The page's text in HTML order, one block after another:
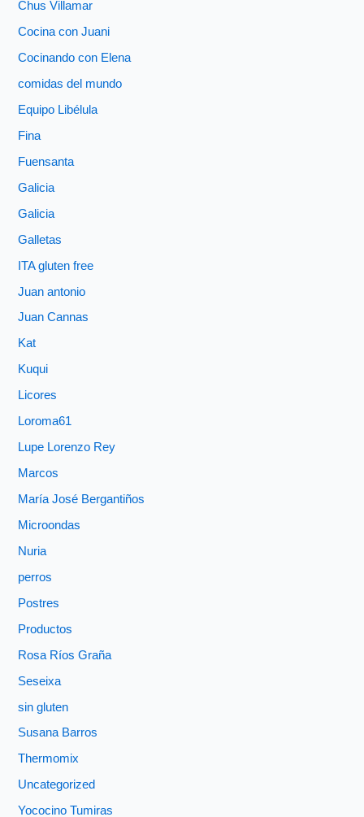
Chus Villamar
Cocina con Juani
Cocinando con Elena
comidas del mundo
Equipo Libélula
Fina
Fuensanta
Galicia
Galicia
Galletas
ITA gluten free
Juan antonio
Juan Cannas
Kat
Kuqui
Licores
Loroma61
Lupe Lorenzo Rey
Marcos
María José Bergantiños
Microondas
Nuria
perros
Postres
Productos
Rosa Ríos Graña
Seseixa
sin gluten
Susana Barros
Thermomix
Uncategorized
Yococino Tumiras